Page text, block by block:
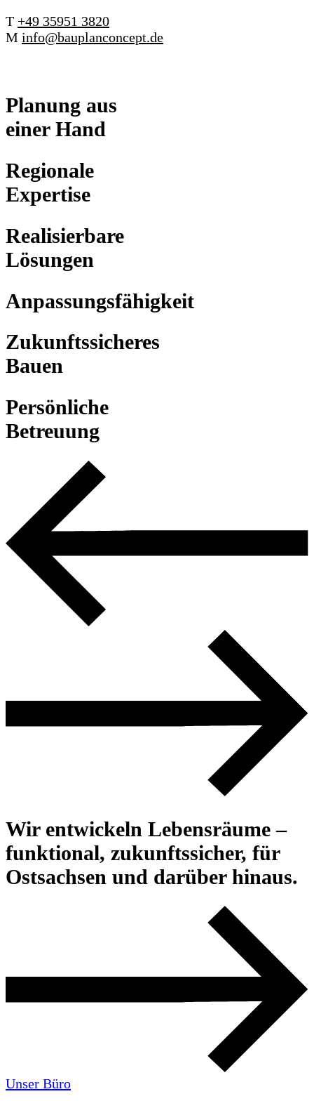
T +49 35951 3820
M info@bauplanconcept.de
Planung aus
einer Hand
Regionale
Expertise
Realisierbare
Lösungen
Anpassungsfähigkeit
Zukunftssicheres
Bauen
Persönliche
Betreuung
Wir entwickeln Lebensräume –
funktional, zukunftssicher, für
Ostsachsen und darüber hinaus.
Unser Büro